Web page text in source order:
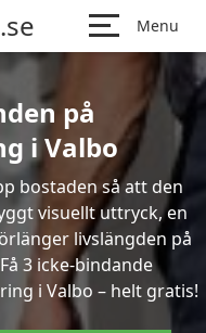
Menu
på
i Valbo
bostaden så att den
visuellt uttryck, en
livslängden på
3 icke-bindande
i Valbo – helt gratis!